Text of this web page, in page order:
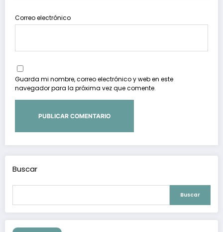
Correo electrónico
Guarda mi nombre, correo electrónico y web en este
navegador para la próxima vez que comente.
Buscar
Buscar